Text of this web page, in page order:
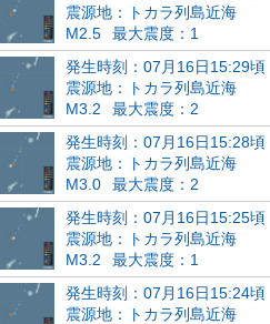
震源地：トカラ列島近海
M2.5
最大震度：1
発生時刻：07月16日15:29頃
震源地：トカラ列島近海
M3.2
最大震度：2
発生時刻：07月16日15:28頃
震源地：トカラ列島近海
M3.0
最大震度：2
発生時刻：07月16日15:25頃
震源地：トカラ列島近海
M3.2
最大震度：1
発生時刻：07月16日15:24頃
震源地：トカラ列島近海